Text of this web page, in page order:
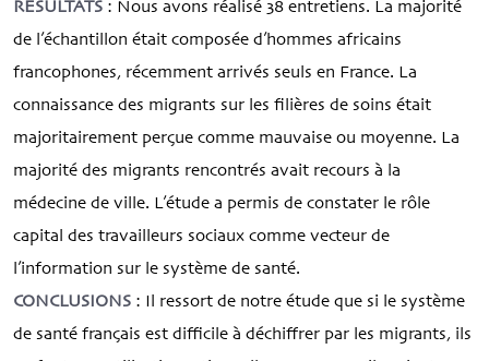
RESULTATS : Nous avons réalisé 38 entretiens. La majorité
de l’échantillon était composée d’hommes africains
francophones, récemment arrivés seuls en France. La
connaissance des migrants sur les filières de soins était
majoritairement perçue comme mauvaise ou moyenne. La
majorité des migrants rencontrés avait recours à la
médecine de ville. L’étude a permis de constater le rôle
capital des travailleurs sociaux comme vecteur de
l’information sur le système de santé.
CONCLUSIONS : Il ressort de notre étude que si le système
de santé français est difficile à déchiffrer par les migrants, ils